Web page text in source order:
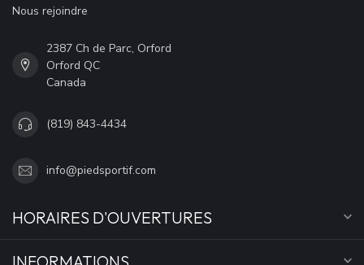
Nous rejoindre
2387 Ch de Parc, Orford
Orford QC
Canada
(819) 843-4434
info@piedsportif.com
HORAIRES D'OUVERTURES